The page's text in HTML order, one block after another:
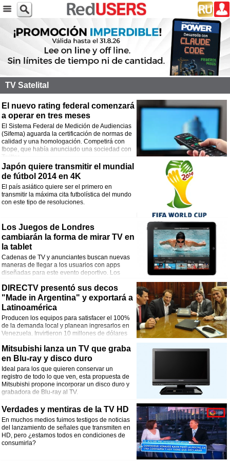
TV Satelital
El nuevo rating federal comenzará
a operar en tres meses
El Sistema Federal de Medición de Audiencias
(Sifema) aguarda la certificación de normas de
calidad y una homologación. Competirá con
Ibope, que había anunciado una sociedad con
Twitter.
Japón quiere transmitir el mundial
de fútbol 2014 en 4K
El país asiático quiere ser el primero en
transmitir la máxima cita futbolística del mundo
con este tipo de resoluciones.
Los Juegos de Londres
cambiarán la forma de mirar TV en
la tablet
Cadenas de TV y anunciantes buscan nuevas
maneras de llegar a los usuarios con apps
diseñadas para este evento deportivo. Los
segundo televisor.
DIRECTV presentó sus decos
"Made in Argentina" y exportará a
Latinoamérica
Producen los equipos para satisfacer el 100%
de la demanda local y planean ingresarlos en
Venezuela. Invirtieron 10 millones de dólares
plantas de BGH y NewSan.
Mitsubishi lanza un TV que graba
en Blu-ray y disco duro
Ideal para los que quieren conservar un
registro de todo lo que ven, esta propuesta de
Mitsubishi propone incorporar un disco duro y
grabadora de Blu-ray al TV.
Verdades y mentiras de la TV HD
En muchos medios fuimos testigos de noticias
del lanzamiento de señales que transmiten en
HD, pero ¿estamos todos en condiciones de
consumirla?